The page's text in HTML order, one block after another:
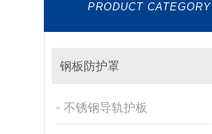
PRODUCT CATEGORY
钢板防护罩
不锈钢导轨护板